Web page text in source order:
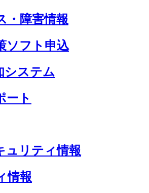
・障害情報
ソフト申込
システム
ート
ュリティ情報
情報